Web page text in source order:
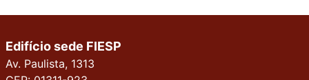
Edifício sede FIESP
Av. Paulista, 1313